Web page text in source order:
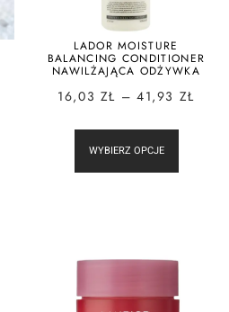
LADOR MOISTURE
BALANCING CONDITIONER
NAWILŻAJĄCA ODŻYWKA
16,03 ZŁ – 41,93 ZŁ
WYBIERZ OPCJE